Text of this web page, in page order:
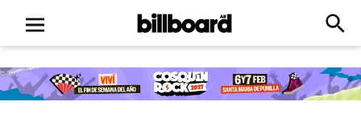
Open
menu
Billboard
Click
Input